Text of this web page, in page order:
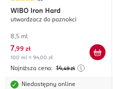
WIBO Iron Hard
utwardzacz do paznokci
8,5 ml
7,99 zł
100 ml = 94,00 zł
Najniższa cena: 14,49 zł
Niedostępny online